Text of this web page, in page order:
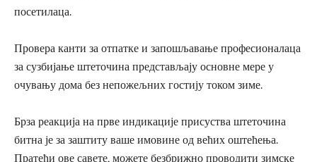
посетилаца.
Провера канти за отпатке и запошљавање професионалаца
за сузбијање штеточина представљају основне мере у
очувању дома без непожељних гостију током зиме.
Брза реакција на прве индикације присуства штеточина
битна је за заштиту ваше имовине од већих оштећења.
Пратећи ове савете, можете безбрижно проводити зимске